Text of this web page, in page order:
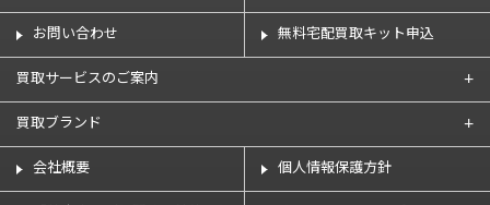
お問い合わせ 無料宅配買取キット申込
買取サービスのご案内
買取ブランド
会社概要 個人情報保護方針